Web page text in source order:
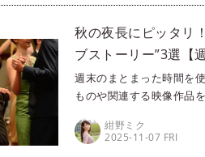
utoが、不思議で不気味
紹介します。
秋の夜長にピッタリ
ブストーリー”3選【
週末のまとまった時間を
ものや関連する映像作品
きる映画・ドラマ・アニ
すめをピックアップ！
紺野ミク
2025-11-07 FRI